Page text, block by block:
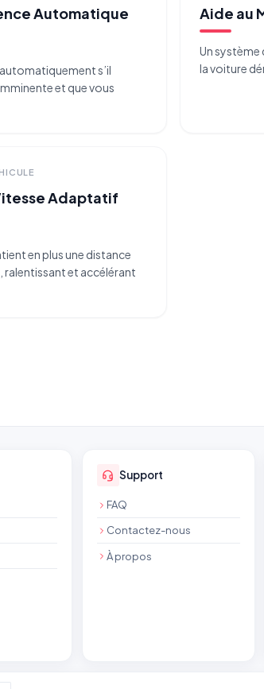
Automatique
s’il
et que vous
Aide au
Un
la voiture
Adaptatif
en plus une distance
ralentissant et accélérant
Support
FAQ
Contactez-nous
À propos